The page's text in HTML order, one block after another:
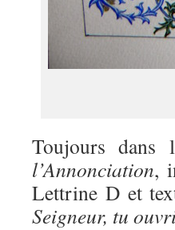
Toujours dans
l’Annonciation,
Lettrine D et
Seigneur, tu